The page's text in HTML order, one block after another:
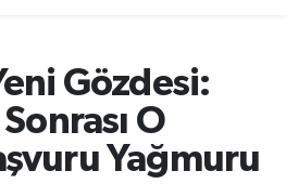
Gözdesi:
O
Yağmuru